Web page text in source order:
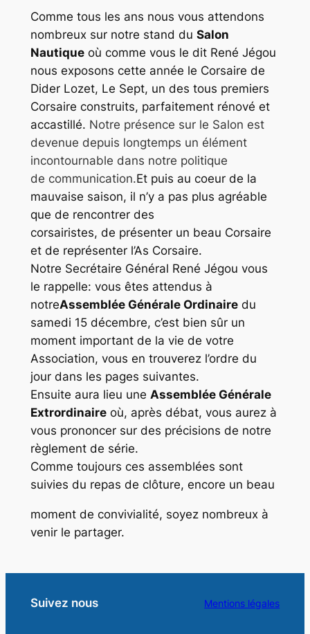
Comme tous les ans nous vous attendons
nombreux sur notre stand du Salon
Nautiqueoù comme vous le dit René Jégou
nous exposons cette année le Corsaire de
Dider Lozet, Le Sept, un des tous premiers
Corsaire construits, parfaitement rénové et
accastillé. Notre présence sur le Salon est
devenue depuis longtemps un élément
incontournable dans notre politique
de communication.Et puis au coeur de la
mauvaise saison, il n’y a pas plus agréable
que de rencontrer des
corsairistes, de présenter un beau Corsaire
et de représenter l’As Corsaire.
Notre Secrétaire Général René Jégou vous
le rappelle: vous êtes attendus à
notreAssemblée Générale Ordinairedu
samedi 15 décembre, c’est bien sûr un
moment important de la vie de votre
Association, vous en trouverez l’ordre du
jour dans les pages suivantes.
Ensuite aura lieu une Assemblée Générale
Extrordinaireoù, après débat, vous aurez à
vous prononcer sur des précisions de notre
règlement de série.
Comme toujours ces assemblées sont
suivies du repas de clôture, encore un beau
moment de convivialité, soyez nombreux à
venir le partager.
Suivez nous Mentions légales